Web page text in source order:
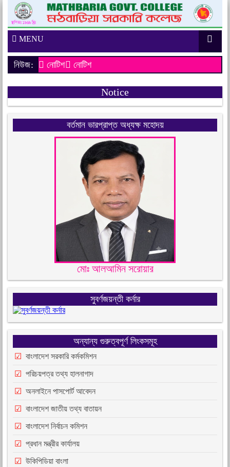
MENU
নিউজ: নোটিশ
নোটিশ
Notice
বর্তমান ভারপ্রাপ্ত অধ্যক্ষ মহোদয়
মোঃ আলআমিন সরোয়ার
সুবর্ণজয়ন্তী কর্নার
অন্যান্য গুরুত্বপূর্ণ লিংকসমূহ
বাংলাদেশ সরকারি কর্মকমিশন
পরিচয়পত্র তথ্য হালনাগাদ
অনলাইনে পাসপোর্ট আবেদন
বাংলাদেশ জাতীয় তথ্য বাতায়ন
বাংলাদেশ নির্বাচন কমিশন
প্রধান মন্ত্রীর কার্যালয়
উকিপিডিয়া বাংলা